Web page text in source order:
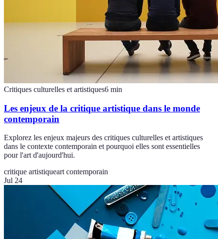
Critiques culturelles et artistiques6 min
Les enjeux de la critique artistique dans le monde
contemporain
Explorez les enjeux majeurs des critiques culturelles et artistiques
dans le contexte contemporain et pourquoi elles sont essentielles
pour l'art d'aujourd'hui.
critique artistiqueart contemporain
Jul 24